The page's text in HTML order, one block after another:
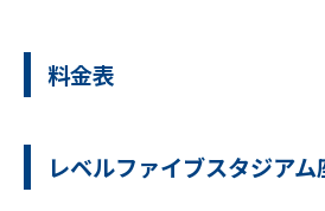
料金表
レベルファイブスタジアム